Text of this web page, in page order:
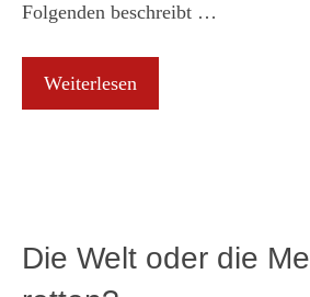
Folgenden beschreibt …
Weiterlesen
Die Welt oder die